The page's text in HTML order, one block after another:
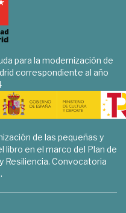
para la modernización de
correspondiente al año
de las pequeñas y
en el marco del Plan de
Resiliencia. Convocatoria